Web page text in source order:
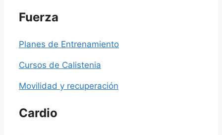
Fuerza
Planes de Entrenamiento
Cursos de Calistenia
Movilidad y recuperación
Cardio